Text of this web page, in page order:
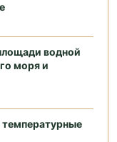
водной
моря и